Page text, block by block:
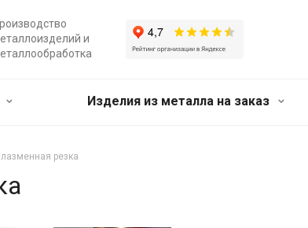
и
Изделия из металла на заказ
резка